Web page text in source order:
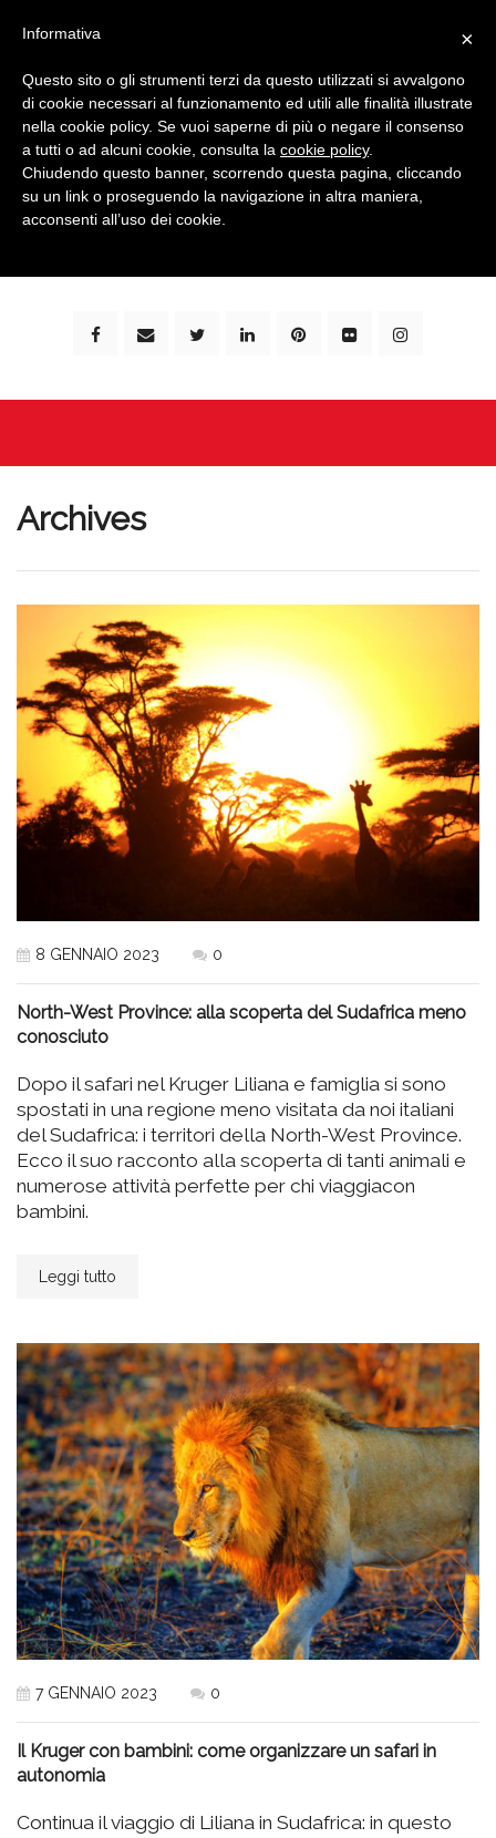
bimbi e viaggi - family travel blog: community #1 in
Archives
8 GENNAIO 2023 0
North-West Province: alla scoperta del Sudafrica meno
conosciuto
Dopo il safari nel Kruger Liliana e famiglia si sono
spostati in una regione meno visitata da noi italiani
del Sudafrica: i territori della North-West Province.
Ecco il suo racconto alla scoperta di tanti animali e
numerose attività perfette per chi viaggiacon
bambini.
Leggi tutto
7 GENNAIO 2023 0
Il Kruger con bambini: come organizzare un safari in
autonomia
Continua il viaggio di Liliana in Sudafrica: in questo
×
Informativa
Questo sito o gli strumenti terzi da questo utilizzati si avvalgono
di cookie necessari al funzionamento ed utili alle finalità illustrate
nella cookie policy. Se vuoi saperne di più o negare il consenso
a tutti o ad alcuni cookie, consulta la cookie policy.
Chiudendo questo banner, scorrendo questa pagina, cliccando
su un link o proseguendo la navigazione in altra maniera,
acconsenti all’uso dei cookie.